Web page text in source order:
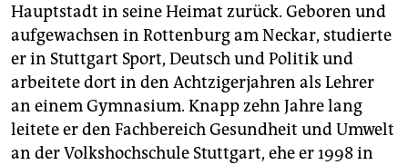
unterstützen
abo
genossenschaft
epaper login
Hauptstadt in seine Heimat zurück. Geboren und
aufgewachsen in Rottenburg am Neckar, studierte
er in Stuttgart Sport, Deutsch und Politik und
arbeitete dort in den Achtzigerjahren als Lehrer
an einem Gymnasium. Knapp zehn Jahre lang
leitete er den Fachbereich Gesundheit und Umwelt
an der Volkshochschule Stuttgart, ehe er 1998 in